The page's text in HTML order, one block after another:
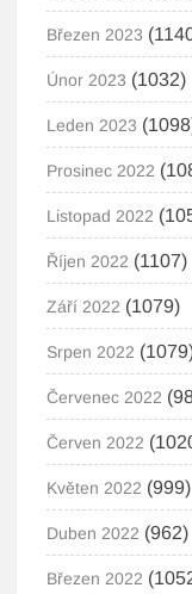
Březen 2023
Únor 2023 (1032)
Leden 2023
Prosinec 2022
Listopad 2022
Říjen 2022 (1107)
Září 2022 (1079)
Srpen 2022
Červenec 2022
Červen 2022
Květen 2022 (999)
Duben 2022 (962)
Březen 2022